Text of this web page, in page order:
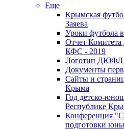
Еще
Крымская
Заяева
Уроки футбола
Отчет Комитета
КФС - 2019
Логотип ДЮФЛ
Документы
Сайты и
Крыма
Год детско-
Республике
Конференция
подготовки